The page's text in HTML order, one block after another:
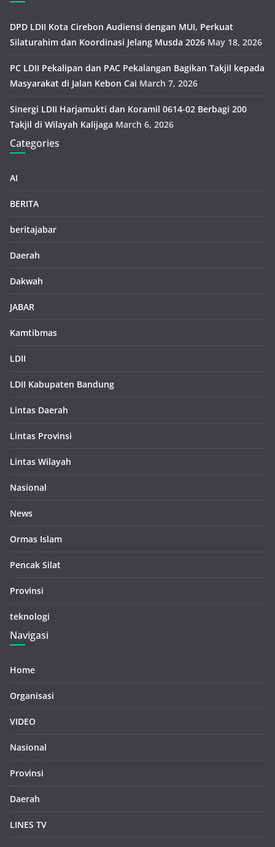
DPD LDII Kota Cirebon Audiensi dengan MUI, Perkuat
Silaturahim dan Koordinasi Jelang Musda 2026 May 18, 2026
PC LDII Pekalipan dan PAC Pekalangan Bagikan Takjil kepada
Masyarakat di Jalan Kebon Cai March 7, 2026
Sinergi LDII Harjamukti dan Koramil 0614-02 Berbagi 200
Takjil di Wilayah Kalijaga March 6, 2026
Categories
AI
BERITA
beritajabar
Daerah
Dakwah
JABAR
Kamtibmas
LDII
LDII Kabupaten Bandung
Lintas Daerah
Lintas Provinsi
Lintas Wilayah
Nasional
News
Ormas Islam
Pencak Silat
Provinsi
teknologi
Navigasi
Home
Organisasi
VIDEO
Nasional
Provinsi
Daerah
LINES TV